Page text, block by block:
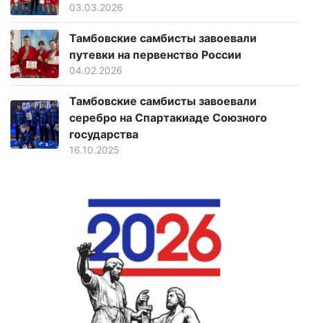
03.03.2026
Тамбовские самбисты завоевали
путевки на первенство России
04.02.2026
Тамбовские самбисты завоевали
серебро на Спартакиаде Союзного
государства
16.10.2025